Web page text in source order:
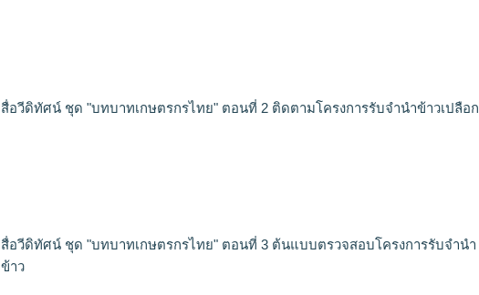
สื่อวีดิทัศน์ ชุด "บทบาทเกษตรกรไทย" ตอนที่ 2 ติดตามโครงการรับจำนำข้าวเปลือก
สื่อวีดิทัศน์ ชุด "บทบาทเกษตรกรไทย" ตอนที่ 3 ต้นแบบตรวจสอบโครงการรับจำนำ
ข้าว